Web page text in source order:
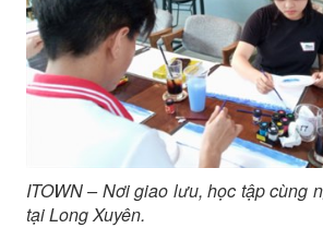
ITOWN – Nơi giao lưu, học tập cùng
tại Long Xuyên.